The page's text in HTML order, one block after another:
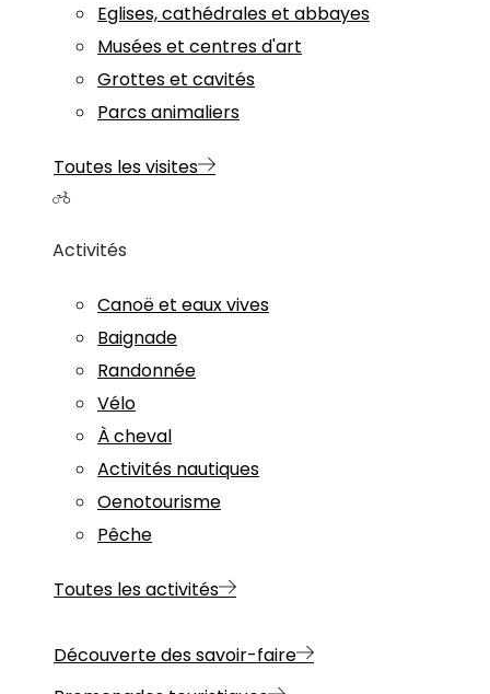
Eglises, cathédrales et abbayes
Musées et centres d'art
Grottes et cavités
Parcs animaliers
Toutes les visites
Activités
Canoë et eaux vives
Baignade
Randonnée
Vélo
À cheval
Activités nautiques
Oenotourisme
Pêche
Toutes les activités
Découverte des savoir-faire